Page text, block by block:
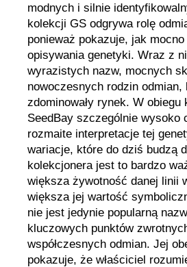
modnych i silnie
kolekcji GS odgrywa rolę
ponieważ pokazuje, jak
opisywania genetyki. Wraz z
wyrazistych nazw, mocnych
nowoczesnych rodzin odmian,
zdominowały rynek. W obiegu
SeedBay szczególnie wysoko
rozmaite interpretacje tej
wariacje, które do dziś budzą
kolekcjonera jest to bardzo
większa żywotność danej linii
większa jej wartość
nie jest jedynie popularną
kluczowych punktów
współczesnych odmian. Jej
pokazuje, że właściciel